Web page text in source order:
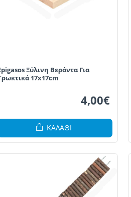
Ξύλινη Βεράντα Για
17x17cm
4,00€
ΚΑΛΆΘΙ